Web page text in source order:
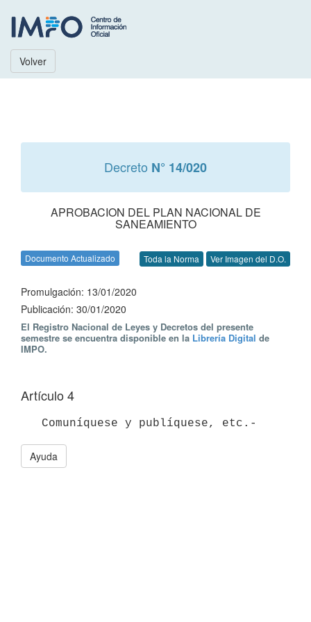
Volver
Decreto N° 14/020
APROBACION DEL PLAN NACIONAL DE
SANEAMIENTO
Documento Actualizado Toda la Norma Ver Imagen del D.O.
Promulgación: 13/01/2020
Publicación: 30/01/2020
El Registro Nacional de Leyes y Decretos del presente
semestre se encuentra disponible en la Librería Digital de
IMPO.
Artículo 4
   Comuníquese y publíquese, etc.-
Ayuda